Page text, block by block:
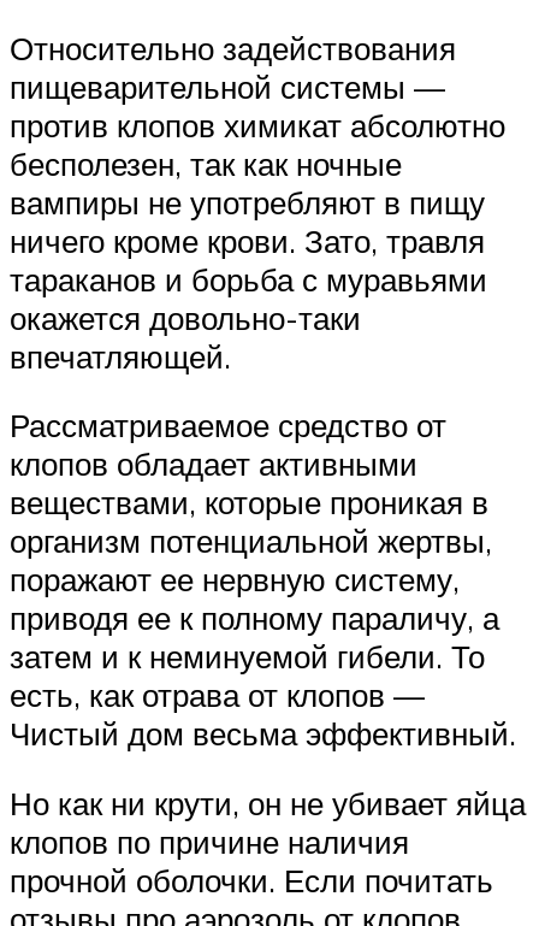
Относительно задействования
пищеварительной системы —
против клопов химикат абсолютно
бесполезен, так как ночные
вампиры не употребляют в пищу
ничего кроме крови. Зато, травля
тараканов и борьба с муравьями
окажется довольно-таки
впечатляющей.
Рассматриваемое средство от
клопов обладает активными
веществами, которые проникая в
организм потенциальной жертвы,
поражают ее нервную систему,
приводя ее к полному параличу, а
затем и к неминуемой гибели. То
есть, как отрава от клопов —
Чистый дом весьма эффективный.
Но как ни крути, он не убивает яйца
клопов по причине наличия
прочной оболочки. Если почитать